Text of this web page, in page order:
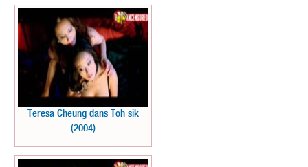
Teresa Cheung dans Toh sik
(2004)